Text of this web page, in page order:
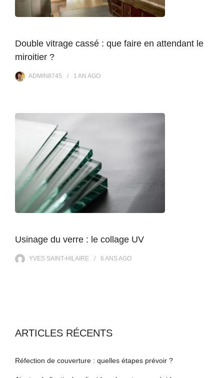
Double vitrage cassé : que faire en attendant le
miroitier ?
ADMIN8745 1 AN AGO
Usinage du verre : le collage UV
YVES SAINT-HILAIRE 6 ANSAGO
ARTICLES RÉCENTS
Réfection de couverture : quelles étapes prévoir ?